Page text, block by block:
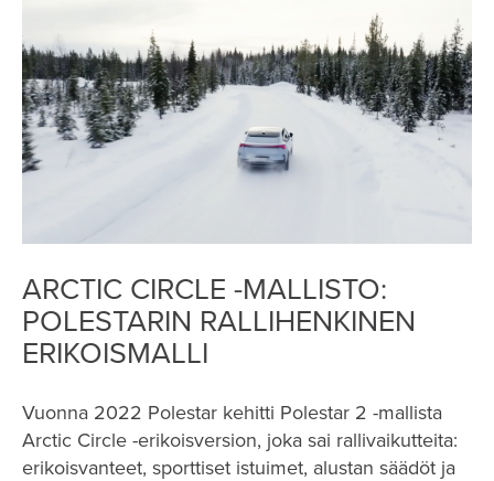
ARCTIC CIRCLE -MALLISTO:
POLESTARIN RALLIHENKINEN
ERIKOISMALLI
Vuonna 2022 Polestar kehitti Polestar 2 -mallista
Arctic Circle -erikoisversion, joka sai rallivaikutteita:
erikoisvanteet, sporttiset istuimet, alustan säädöt ja